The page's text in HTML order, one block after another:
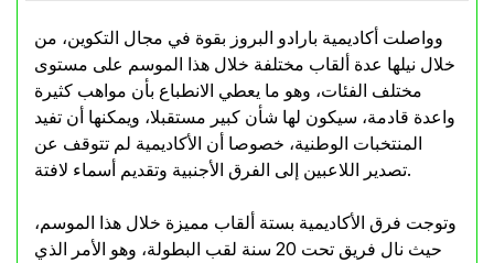
وواصلت أكاديمية بارادو البروز بقوة في مجال التكوين، من
خلال نيلها عدة ألقاب مختلفة خلال هذا الموسم على مستوى
مختلف الفئات، وهو ما يعطي الانطباع بأن مواهب كثيرة
واعدة قادمة، سيكون لها شأن كبير مستقبلا، ويمكنها أن تفيد
المنتخبات الوطنية، خصوصا أن الأكاديمية لم تتوقف عن
تصدير اللاعبين إلى الفرق الأجنبية وتقديم أسماء لافتة.
وتوجت فرق الأكاديمية بستة ألقاب مميزة خلال هذا الموسم،
حيث نال فريق تحت 20 سنة لقب البطولة، وهو الأمر الذي